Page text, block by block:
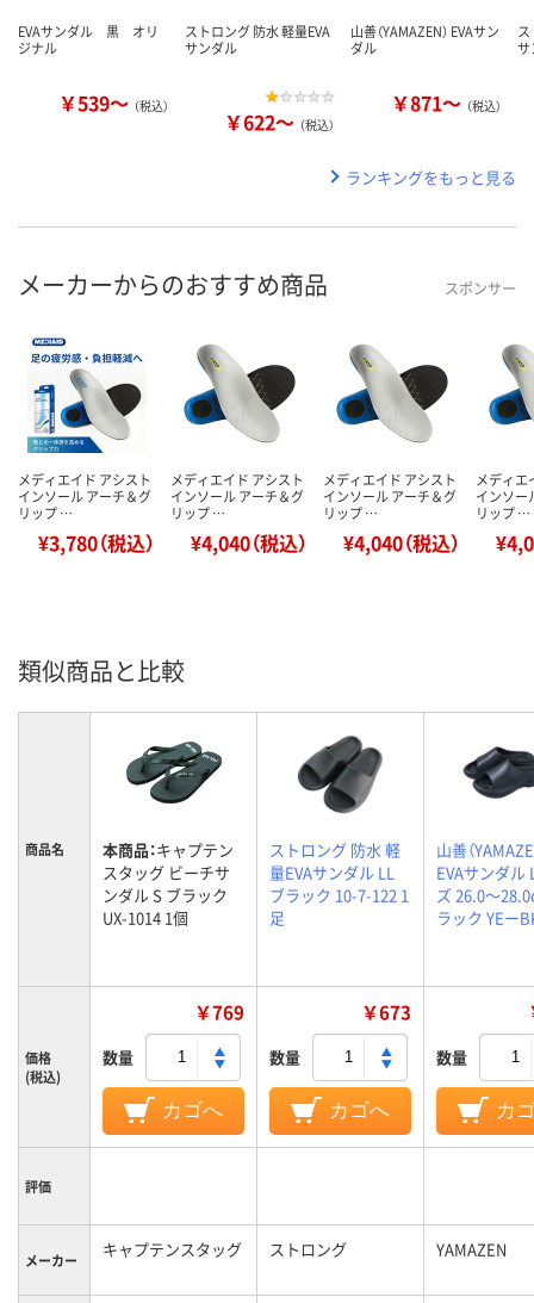
EVAサンダル 黒 オリ
ジナル
￥539～ （税込）
ストロング 防水 軽量EVA
サンダル
￥622～ （税込）
山善（YAMAZEN） EVAサン
ダル
￥871～ （税込）
サ
ランキングをもっと見る
メーカーからのおすすめ商品 スポンサー
メディエイド アシスト
インソール アーチ＆グ
リップ …
¥3,780（税込）
メディエイド アシスト
インソール アーチ＆グ
リップ …
¥4,040（税込）
メディエイド アシスト
インソール アーチ＆グ
リップ …
¥4,040（税込）
メディエ
インソー
リップ …
類似商品と比較
商品名 本商品：キャプテン
スタッグ ビーチサ
ンダル S ブラック
UX-1014 1個
ストロング 防水 軽
量EVAサンダル LL
ブラック 10-7-122 1
足
山善（
EVAサンダル
ズ 26.0～
ラック YEー
価格
(税込)
￥769
数量
カゴへ
￥673
数量
カゴへ
数量
カ
評価
メーカー キャプテンスタッグ ストロング YAMAZEN